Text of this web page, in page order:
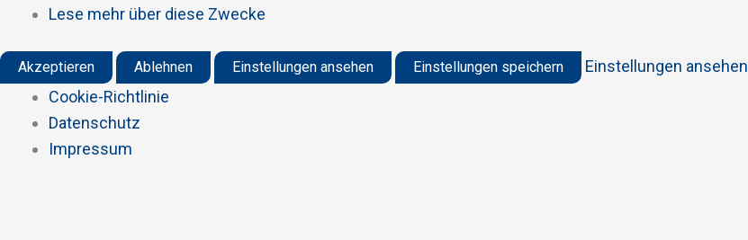
Lese mehr über diese Zwecke
Akzeptieren Ablehnen Einstellungen ansehen Einstellungen speichern
Einstellungen ansehen
Cookie-Richtlinie
Datenschutz
Impressum